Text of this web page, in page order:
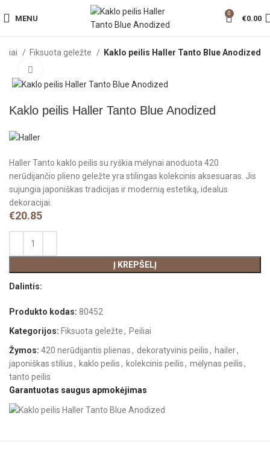
MENU
0
€0.00
Fiksuota geležte Kaklo peilis Haller Tanto Blue Anodized
Kaklo peilis Haller Tanto Blue Anodized
Haller Tanto kaklo peilis su ryškia mėlynai anoduota 420
nerūdijančio plieno geležte yra stilingas kolekcinis aksesuaras. Jis
sujungia japoniškas tradicijas ir modernią estetiką, idealus
dekoracijai.
€20.85
Į KREPŠELĮ
Dalintis:
Produkto kodas:80452
Kategorijos: Fiksuota geležte, Peiliai
Žymos: 420 nerūdijantis plienas, dekoratyvinis peilis, hailer,
japoniškas stilius, kaklo peilis, kolekcinis peilis, mėlynas peilis,
tanto peilis
Garantuotas saugus apmokėjimas